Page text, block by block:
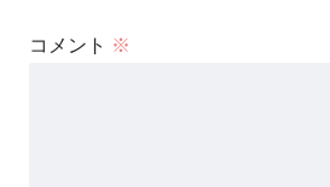
コメント ※